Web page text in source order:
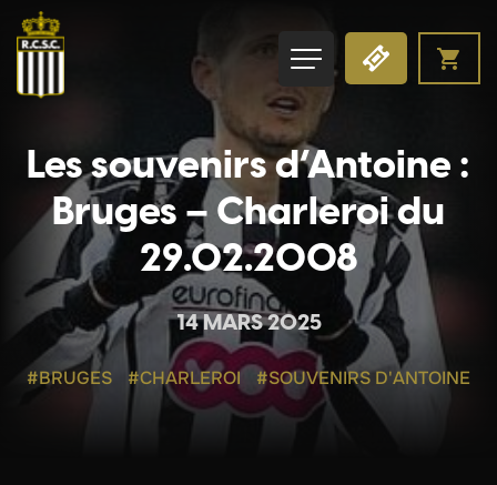
Les souvenirs d’Antoine :
Bruges – Charleroi du
29.02.2008
14 MARS 2025
#BRUGES #CHARLEROI #SOUVENIRS D'ANTOINE